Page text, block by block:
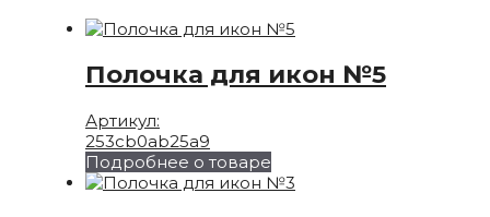
Полочка для икон №5
Артикул:
253cb0ab25a9
Подробнее о товаре